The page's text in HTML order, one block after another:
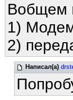
Вобщем
1)
2)
Написал(а)